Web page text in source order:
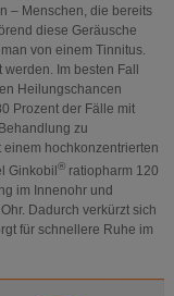
– Menschen, die bereits
diese Geräusche
von einem Tinnitus.
Im besten Fall
Heilungschancen
Prozent der Fälle mit
zu
hochkonzentrierten
Ginkobil®ratiopharm 120
im Innenohr und
Dadurch verkürzt sich
für schnellere Ruhe im